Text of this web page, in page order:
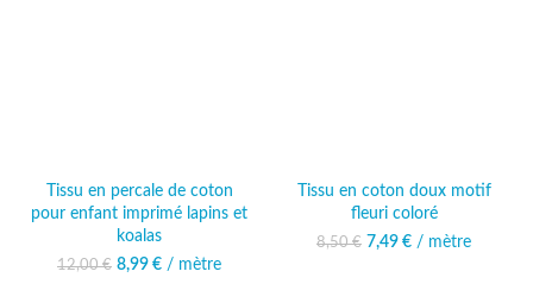
Tissu en percale de coton
pour enfant imprimé lapins et
koalas
12,00€ Le prix initial était :
8,99 € Le prix actuel
/ mètre
Tissu en coton doux motif
fleuri coloré
8,50€
Le prix initial était :
7,49 € Le prix actuel
/ mètre